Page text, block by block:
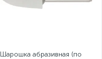
Шарошка абразивная (по